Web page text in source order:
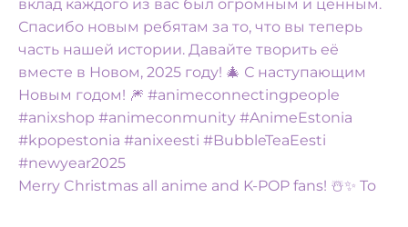
Merry Christmas all anime and K-POP fans! ☃️✨️ To